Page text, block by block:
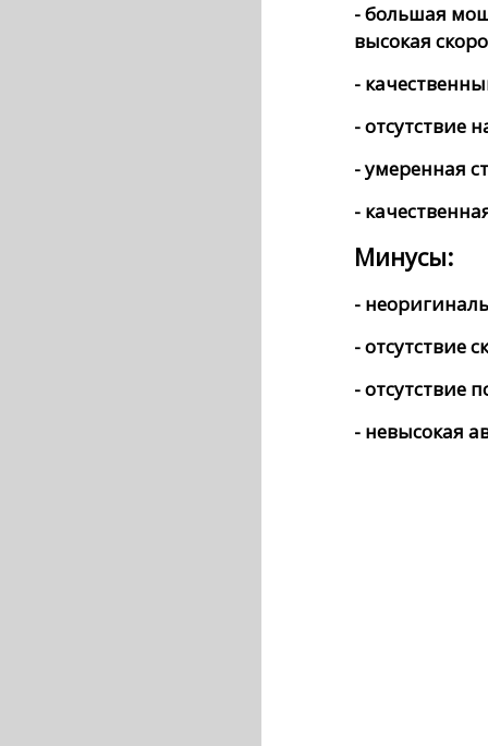
- большая
высокая
-
- отсутствие
- умеренная
-
Минусы:
-
- отсутствие
- отсутствие
- невысокая